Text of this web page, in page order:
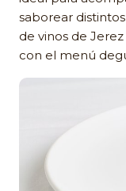
saborear
de vinos de
con el menú